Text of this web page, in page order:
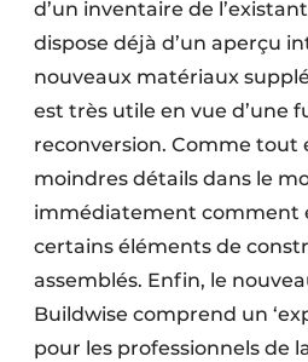
d’un inventaire de
dispose déjà d’un aperçu
nouveaux matériaux
est très utile en vue d’une
reconversion. Comme tout
moindres détails dans le
immédiatement comment
certains éléments de
assemblés. Enfin, le
Buildwise comprend un
pour les professionnels de